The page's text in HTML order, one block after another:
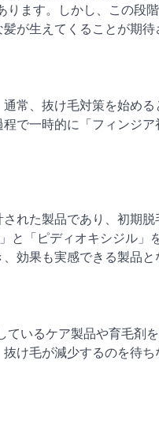
ます。しかし、この段
が生えてくることが期待
常、抜け毛対策を始め
で一時的に「フィンジ
れた製品であり、初期
「ピディオキシジル」
効果も実感できる製品と
いるケア製品や育毛剤
け毛が減少するのを待